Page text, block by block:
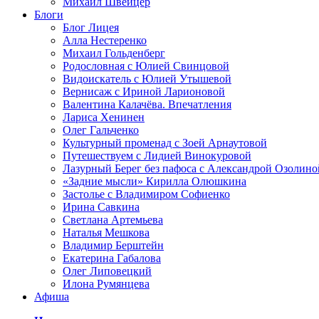
Блоги
Блог Лицея
Алла Нестеренко
Михаил Гольденберг
Родословная с Юлией Свинцовой
Видоискатель с Юлией Утышевой
Вернисаж с Ириной Ларионовой
Валентина Калачёва. Впечатления
Лариса Хенинен
Олег Гальченко
Культурный променад с Зоей Арнаутовой
Путешествуем с Лидией Винокуровой
Лазурный Берег без пафоса с Александрой
«Задние мысли» Кирилла Олюшкина
Застолье с Владимиром Софиенко
Ирина Савкина
Светлана Артемьева
Наталья Мешкова
Владимир Берштейн
Екатерина Габалова
Олег Липовецкий
Илона Румянцева
Афиша